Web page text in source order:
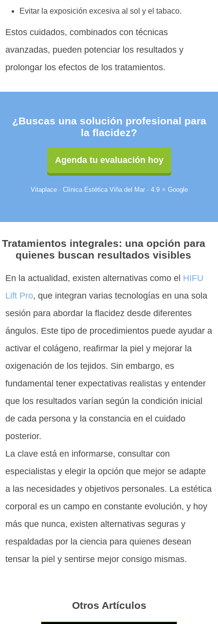
Evitar la exposición excesiva al sol y el tabaco.
Estos cuidados, combinados con técnicas
avanzadas, pueden potenciar los resultados y
prolongar los efectos de los tratamientos.
¿Buscas una solución profesional para
la flacidez?
Agenda tu evaluación hoy
Vitaplace · Clínica Estética Viña del Mar · 4.9 ⭐ Google
Tratamientos integrales: una opción para
quienes buscan resultados visibles
En la actualidad, existen alternativas como el HIFU
Lift Pro, que integran varias tecnologías en una sola
sesión para abordar la flacidez desde diferentes
ángulos. Este tipo de procedimientos puede ayudar a
activar el colágeno, reafirmar la piel y mejorar la
oxigenación de los tejidos. Sin embargo, es
fundamental tener expectativas realistas y entender
que los resultados varían según la condición inicial
de cada persona y la constancia en el cuidado
posterior.
La clave está en informarse, consultar con
especialistas y elegir la opción que mejor se adapte
a las necesidades y objetivos personales. La estética
corporal es un campo en constante evolución, y hoy
más que nunca, existen alternativas seguras y
respaldadas por la ciencia para quienes desean
tensar la piel y sentirse mejor consigo mismas.
Otros Artículos